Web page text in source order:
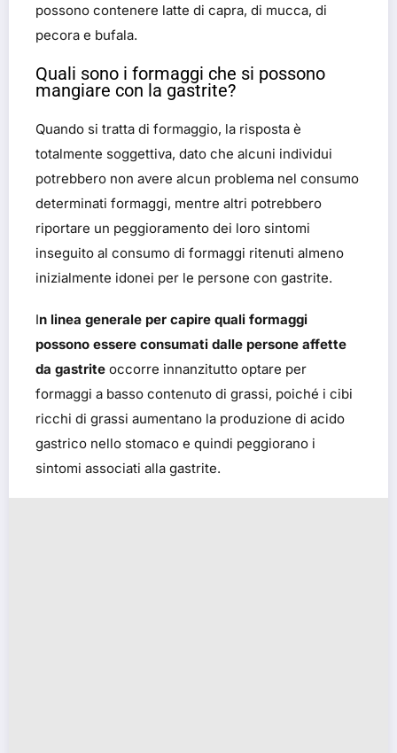
possono contenere latte di capra, di mucca, di
pecora e bufala.
Quali sono i formaggi che si possono
mangiare con la gastrite?
Quando si tratta di formaggio, la risposta è
totalmente soggettiva, dato che alcuni individui
potrebbero non avere alcun problema nel consumo
determinati formaggi, mentre altri potrebbero
riportare un peggioramento dei loro sintomi
inseguito al consumo di formaggi ritenuti almeno
inizialmente idonei per le persone con gastrite.
In linea generale per capire quali formaggi
possono essere consumati dalle persone affette
da gastrite occorre innanzitutto optare per
formaggi a basso contenuto di grassi, poiché i cibi
ricchi di grassi aumentano la produzione di acido
gastrico nello stomaco e quindi peggiorano i
sintomi associati alla gastrite.